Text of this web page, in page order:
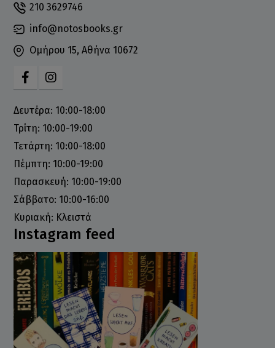
210 3629746
info@notosbooks.gr
Ομήρου 15, Αθήνα 10672
Δευτέρα: 10:00-18:00
Τρίτη: 10:00-19:00
Τετάρτη: 10:00-18:00
Πέμπτη: 10:00-19:00
Παρασκευή: 10:00-19:00
Σάββατο: 10:00-16:00
Κυριακή: Κλειστά
Instagram feed